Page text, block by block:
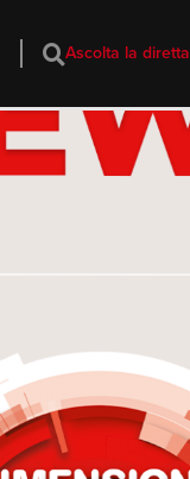
Ascolta la diretta